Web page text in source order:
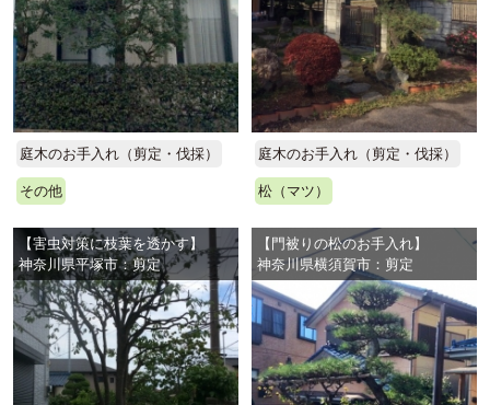
庭木のお手入れ（剪定・伐採）
その他
庭木のお手入れ（剪定・伐採）
松（マツ）
【害虫対策に枝葉を透かす】
神奈川県平塚市：剪定
【門被りの松のお手入れ】
神奈川県横須賀市：剪定